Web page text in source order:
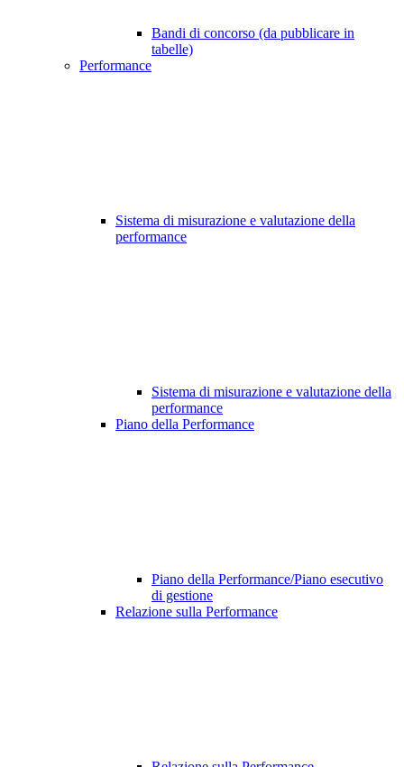
Bandi di concorso (da pubblicare in
tabelle)
Performance
Sistema di misurazione e valutazione della
performance
Sistema di misurazione e valutazione della
performance
Piano della Performance
Piano della Performance/Piano esecutivo
di gestione
Relazione sulla Performance